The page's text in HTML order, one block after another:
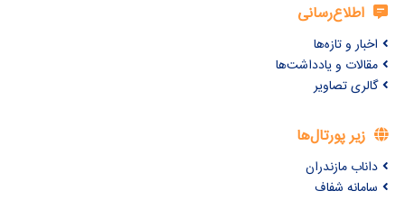
اطلاع‌رسانی
اخبار و تازه‌ها
مقالات و یادداشت‌ها
گالری تصاویر
زیر پورتال‌ها
داناب مازندران
سامانه شفاف